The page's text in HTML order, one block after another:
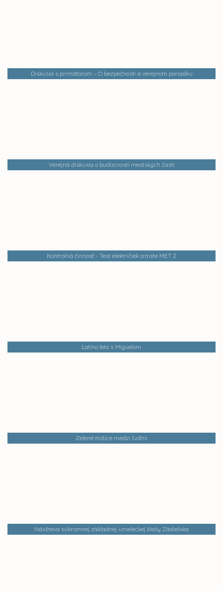
Diskusia s primátorom – O bezpečnosti a verejnom poriadku
Verejná diskusia o budúcnosti mestských častí
Kontrolná činnosť - Test električiek a trate MET 2
Latino leto s Miguelom
Zelené Košice medzi ľuďmi
Návšteva súkromnej základnej umeleckej školy Zádielska